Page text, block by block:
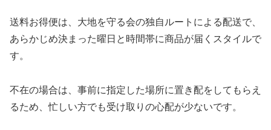
送料お得便は、大地を守る会の独自ルートによる配送で、
あらかじめ決まった曜日と時間帯に商品が届くスタイルで
す。
不在の場合は、事前に指定した場所に置き配をしてもらえ
るため、忙しい方でも受け取りの心配が少ないです。